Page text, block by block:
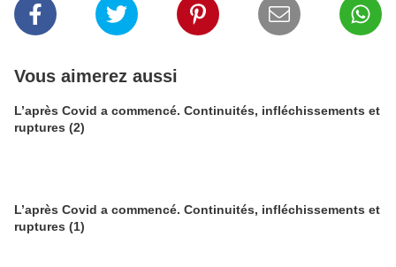
Vous aimerez aussi
L’après Covid a commencé. Continuités, infléchissements et
ruptures (2)
L’après Covid a commencé. Continuités, infléchissements et
ruptures (1)